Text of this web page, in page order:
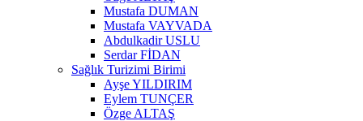
Mustafa DUMAN
Mustafa VAYVADA
Abdulkadir USLU
Serdar FİDAN
Sağlık Turizimi Birimi
Ayşe YILDIRIM
Eylem TUNÇER
Özge ALTAŞ